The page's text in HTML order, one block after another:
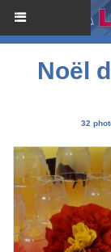
Noël
32